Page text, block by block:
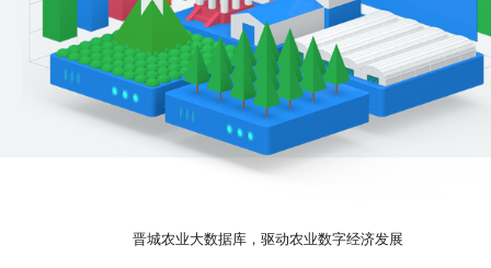
晋城农业大数据库，驱动农业数字经济发展